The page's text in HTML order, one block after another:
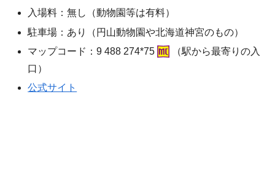
入場料：無し（動物園等は有料）
駐車場：あり（円山動物園や北海道神宮のもの）
マップコード：9 488 274*75
（駅から最寄りの入
口）
公式サイト